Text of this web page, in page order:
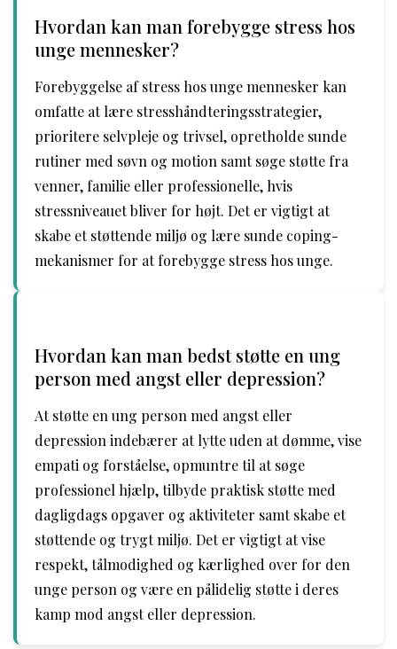
Hvordan kan man forebygge stress hos
unge mennesker?
Forebyggelse af stress hos unge mennesker kan
omfatte at lære stresshåndteringsstrategier,
prioritere selvpleje og trivsel, opretholde sunde
rutiner med søvn og motion samt søge støtte fra
venner, familie eller professionelle, hvis
stressniveauet bliver for højt. Det er vigtigt at
skabe et støttende miljø og lære sunde coping-
mekanismer for at forebygge stress hos unge.
Hvordan kan man bedst støtte en ung
person med angst eller depression?
At støtte en ung person med angst eller
depression indebærer at lytte uden at dømme, vise
empati og forståelse, opmuntre til at søge
professionel hjælp, tilbyde praktisk støtte med
dagligdags opgaver og aktiviteter samt skabe et
støttende og trygt miljø. Det er vigtigt at vise
respekt, tålmodighed og kærlighed over for den
unge person og være en pålidelig støtte i deres
kamp mod angst eller depression.